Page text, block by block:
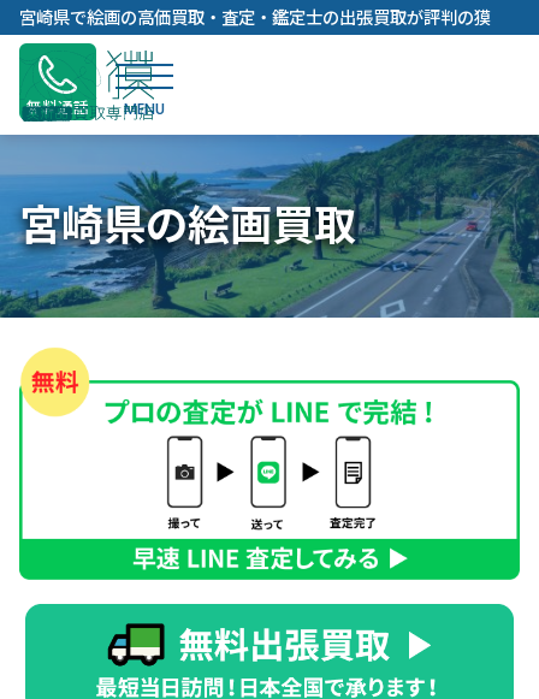
内
容
キ
ッ
プ
宮崎県で絵画の高価買取・査定・鑑定士の出張買取が評判の獏
無料通話
宮崎県の絵画買取